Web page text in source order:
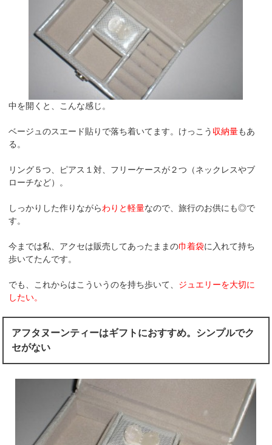
中を開くと、こんな感じ。
ベージュのスエード貼りで落ち着いてます。けっこう 収納量もあ
る。
リング５つ、ピアス１対、フリーケースが２つ（ネックレスやブ
ローチなど）。
しっかりした作りながらわりと軽量なので、旅行のお供にも◎で
す。
今までは私、アクセは販売してあったままの巾着袋に入れて持ち
歩いてたんです。
でも、これからはこういうのを持ち歩いて、 ジュエリーを大切に
したい。
アフタヌーンティーはギフトにおすすめ。シンプルでク
セがない